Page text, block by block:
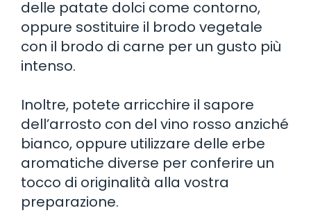
delle patate dolci come contorno,
oppure sostituire il brodo vegetale
con il brodo di carne per un gusto più
intenso.
Inoltre, potete arricchire il sapore
dell’arrosto con del vino rosso anziché
bianco, oppure utilizzare delle erbe
aromatiche diverse per conferire un
tocco di originalità alla vostra
preparazione.